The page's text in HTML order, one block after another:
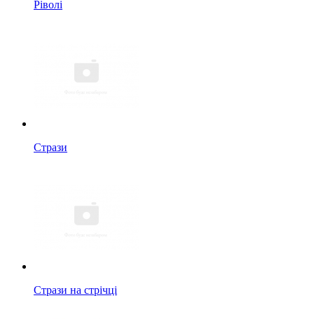
Ріволі
Стрази
Стрази на стрічці